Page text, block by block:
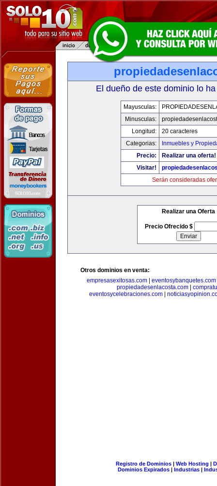
El dueño de este dominio lo
Mayusculas:
Minusculas:
Longitud:
20 caracteres
Categorias:
Inmuebles y
Precio:
Realizar una oferta!
Visitar!
Serán consideradas
Realizar una Oferta
Precio Ofrecido $
Otros dominios en venta:
empresasexitosas.com
eventosybanquetes.com
propiedadesenlacosta.com
eventosycelebraciones.com|
Registro de Dominios| Web Hosting |
Dominios Expirados | Industrias |